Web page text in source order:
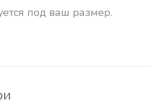
под ваш размер.